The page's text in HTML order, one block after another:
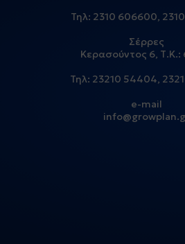
Τηλ: 2310 606600,
Σέρρες
Κερασούντος 6, Τ.Κ.:
Τηλ: 23210 54404,
e-mail